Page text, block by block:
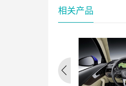
相关产品